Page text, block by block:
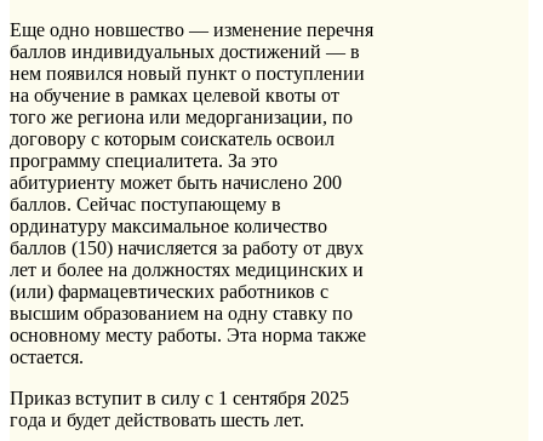
Еще одно новшество — изменение перечня
баллов индивидуальных достижений — в
нем появился новый пункт о поступлении
на обучение в рамках целевой квоты от
того же региона или медорганизации, по
договору с которым соискатель освоил
программу специалитета. За это
абитуриенту может быть начислено 200
баллов. Сейчас поступающему в
ординатуру максимальное количество
баллов (150) начисляется за работу от двух
лет и более на должностях медицинских и
(или) фармацевтических работников с
высшим образованием на одну ставку по
основному месту работы. Эта норма также
остается.
Приказ вступит в силу с 1 сентября 2025
года и будет действовать шесть лет.